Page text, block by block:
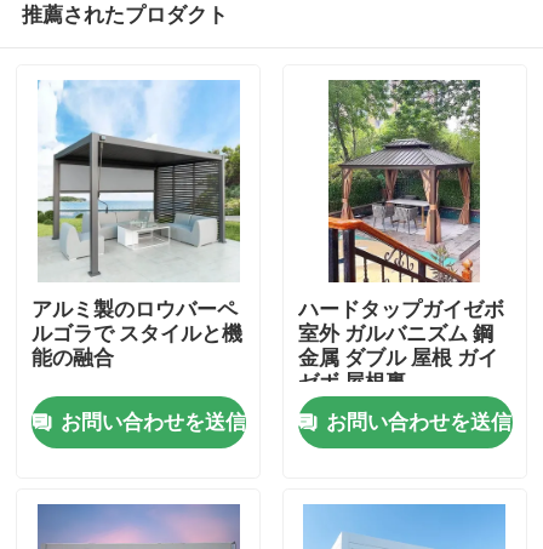
推薦されたプロダクト
アルミ製のロウバーペ
ルゴラで スタイルと機
能の融合
お問い合わせを送信
ハードタップガイゼボ
室外 ガルバニズム 鋼
金属 ダブル 屋根 ガイ
ゼボ 屋根裏
お問い合わせを送信